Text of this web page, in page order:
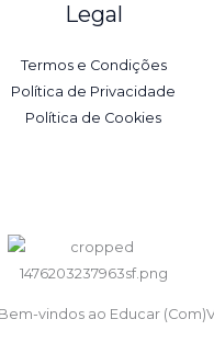
Legal
Termos e Condições
Política de Privacidade
Política de Cookies
vindos ao Educar